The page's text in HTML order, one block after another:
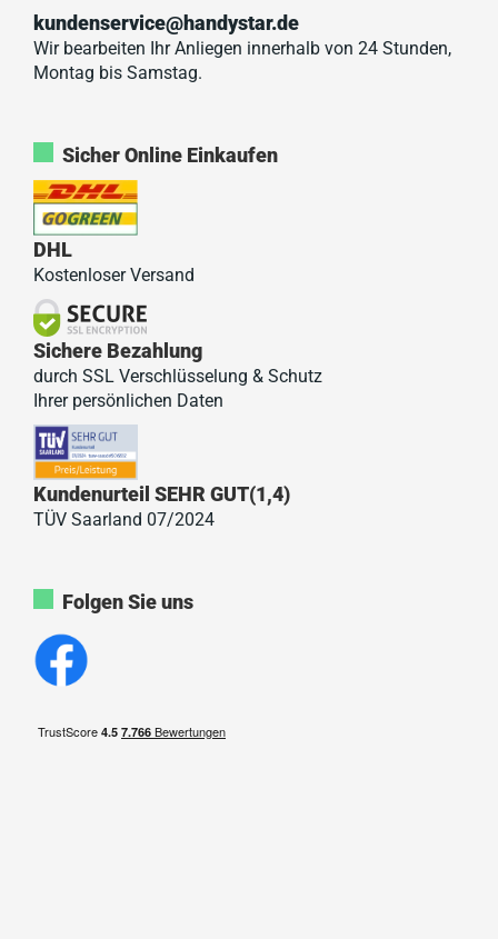
kundenservice@handystar.de
Wir bearbeiten Ihr Anliegen innerhalb von 24 Stunden,
Montag bis Samstag.
Sicher Online Einkaufen
DHL
Kostenloser Versand
Sichere Bezahlung
durch SSL Verschlüsselung & Schutz
Ihrer persönlichen Daten
Kundenurteil SEHR GUT(1,4)
TÜV Saarland 07/2024
Folgen Sie uns